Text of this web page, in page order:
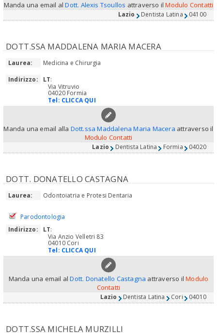
Manda una email alDott. Alexis Tsoullos attraverso ilModulo Contatti
Lazio Dentista Latina 04100
DOTT.SSA MADDALENA MARIA MACERA
Laurea:
Medicina e Chirurgia
Indirizzo:
LT:
Via Vitruvio
04020 Formia
Tel: CLICCA QUI
Manda una email alla Dott.ssa Maddalena Maria Macera attraverso il
Modulo Contatti
Lazio Dentista Latina Formia 04020
DOTT. DONATELLO CASTAGNA
Laurea: Odontoiatria e Protesi Dentaria
Parodontologia
Indirizzo:
LT:
Via Anzio Velletri 83
04010 Cori
Tel: CLICCA QUI
Manda una email alDott. Donatello Castagna attraverso ilModulo
Contatti
Lazio Dentista Latina Cori 04010
DOTT.SSA MICHELA MURZILLI